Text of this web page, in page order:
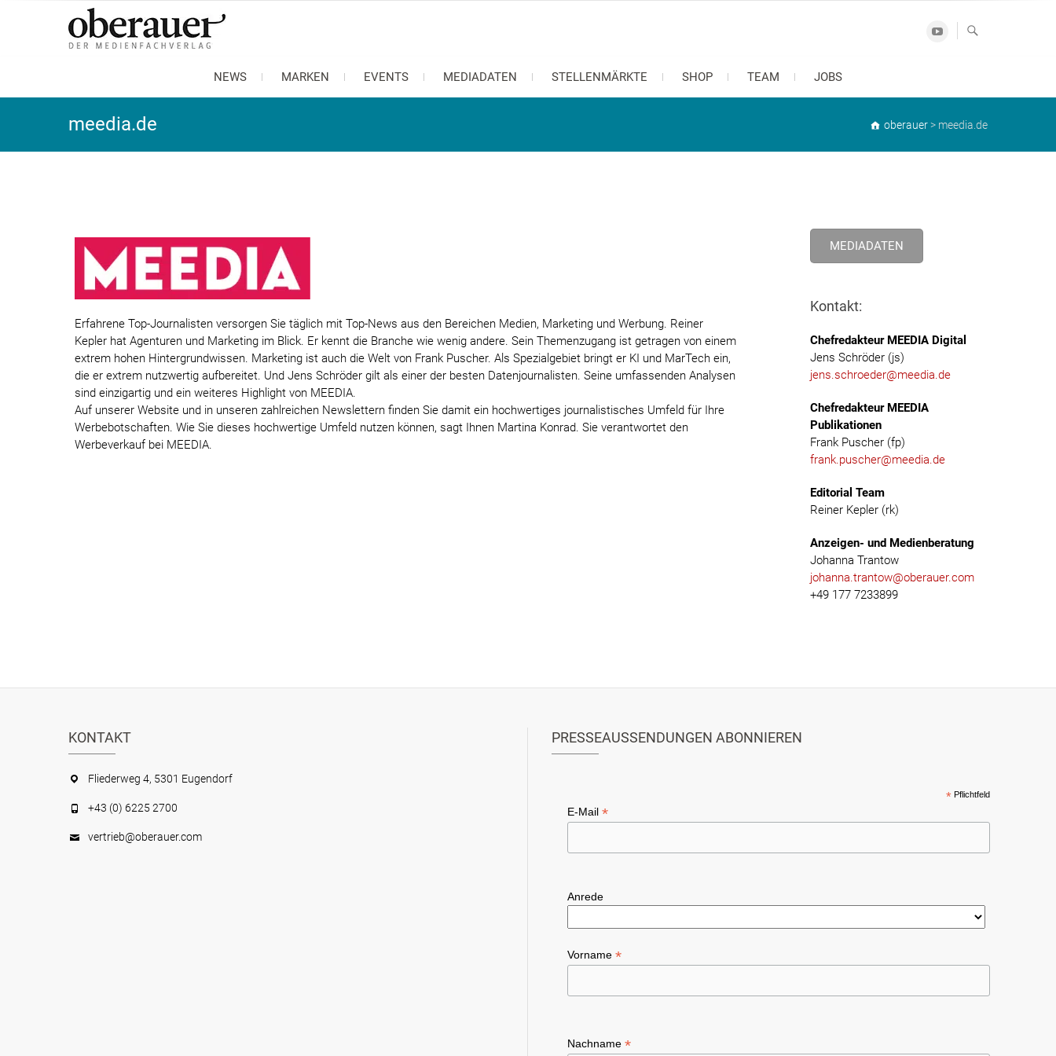
oberauer
der medienfachverlag Youtube
NEWS MARKEN EVENTS MEDIADATEN STELLENMÄRKTE SHOP TEAM JOBS
meedia.de oberauer> meedia.de
Erfahrene Top-Journalisten versorgen Sie täglich mit Top-News aus den Bereichen Medien, Marketing und Werbung. Reiner
Kepler hat Agenturen und Marketing im Blick. Er kennt die Branche wie wenig andere. Sein Themenzugang ist getragen von einem
extrem hohen Hintergrundwissen. Marketing ist auch die Welt von Frank Puscher. Als Spezialgebiet bringt er KI und MarTech ein,
die er extrem nutzwertig aufbereitet. Und Jens Schröder gilt als einer der besten Datenjournalisten. Seine umfassenden Analysen
sind einzigartig und ein weiteres Highlight von MEEDIA.
Auf unserer Website und in unseren zahlreichen Newslettern finden Sie damit ein hochwertiges journalistisches Umfeld für Ihre
Werbebotschaften. Wie Sie dieses hochwertige Umfeld nutzen können, sagt Ihnen Martina Konrad. Sie verantwortet den
Werbeverkauf bei MEEDIA.
MEDIADATEN
Kontakt:
Chefredakteur MEEDIA Digital
Jens Schröder (js)
jens.schroeder@meedia.de
Chefredakteur MEEDIA
Publikationen
Frank Puscher (fp)
frank.puscher@meedia.de
Editorial Team
Reiner Kepler (rk)
Anzeigen- und Medienberatung
Johanna Trantow
johanna.trantow@oberauer.com
+49 177 7233899
KONTAKT
Fliederweg 4, 5301 Eugendorf
+43 (0) 6225 2700
vertrieb@oberauer.com
PRESSEAUSSENDUNGEN ABONNIEREN
*Pflichtfeld
E-Mail *
Anrede
Vorname *
Nachname *